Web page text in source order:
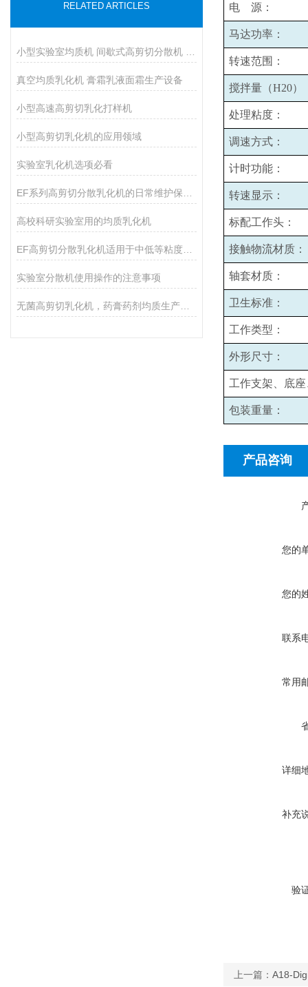
RELATED ARTICLES
真空均质乳化机 膏霜乳液面霜生产设备
小型高速高剪切乳化打样机
小型高剪切乳化机的应用领域
实验室乳化机选项必看
高校科研实验室用的均质乳化机
实验室分散机使用操作的注意事项
电 源：
马达功率：
转速范围：
搅拌量（H20）
处理粘度：
调速方式：
计时功能：
转速显示：
标配工作头：
接触物流材质：
轴套材质：
卫生标准：
工作类型：
外形尺寸：
工作支架、底
包装重量：
产品咨询
您的
您的
联系
常用
详细
补充
验
上一篇： A18-